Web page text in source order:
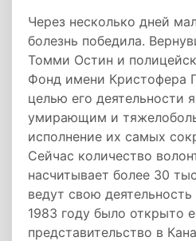
Через несколько дней
болезнь победила.
Томми Остин и
Фонд имени Кристофера
целью его деятельности
умирающим и
исполнение их самых
Сейчас количество
насчитывает более 30
ведут свою
1983 году было открыто
представительство в